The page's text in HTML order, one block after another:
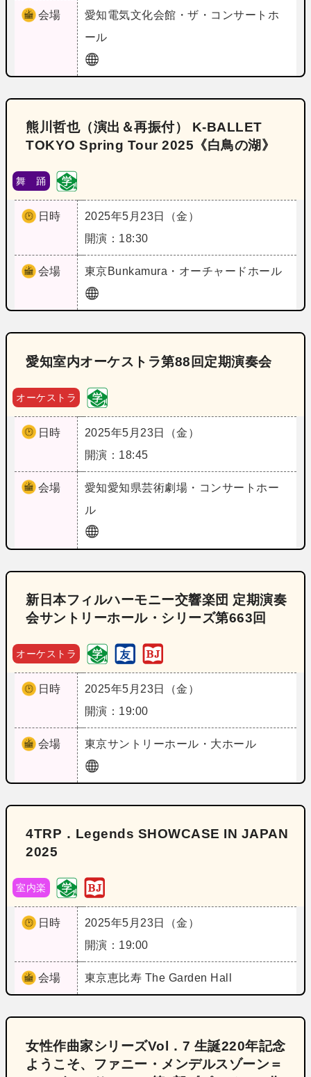
会場 愛知電気文化会館・ザ・コンサートホ
ール
熊川哲也（演出＆再振付） K‐BALLET
TOKYO Spring Tour 2025《白鳥の湖》
舞 踊
日時
2025年5月23日（金）
開演：18:30
会場 東京Bunkamura・オーチャードホール
愛知室内オーケストラ第88回定期演奏会
オーケストラ
日時
2025年5月23日（金）
開演：18:45
会場 愛知愛知県芸術劇場・コンサートホー
ル
新日本フィルハーモニー交響楽団 定期演奏
会サントリーホール・シリーズ第663回
オーケストラ
日時
2025年5月23日（金）
開演：19:00
会場 東京サントリーホール・大ホール
4TRP．Legends SHOWCASE IN JAPAN
2025
室内楽
日時
2025年5月23日（金）
開演：19:00
会場 東京恵比寿 The Garden Hall
女性作曲家シリーズVol．7 生誕220年記念
ようこそ、ファニー・メンデルスゾーン＝